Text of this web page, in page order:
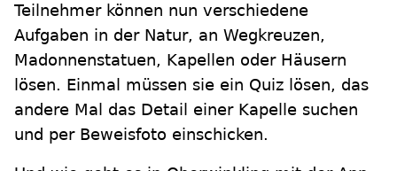
Teilnehmer können nun verschiedene
Aufgaben in der Natur, an Wegkreuzen,
Madonnenstatuen, Kapellen oder Häusern
lösen. Einmal müssen sie ein Quiz lösen, das
andere Mal das Detail einer Kapelle suchen
und per Beweisfoto einschicken.